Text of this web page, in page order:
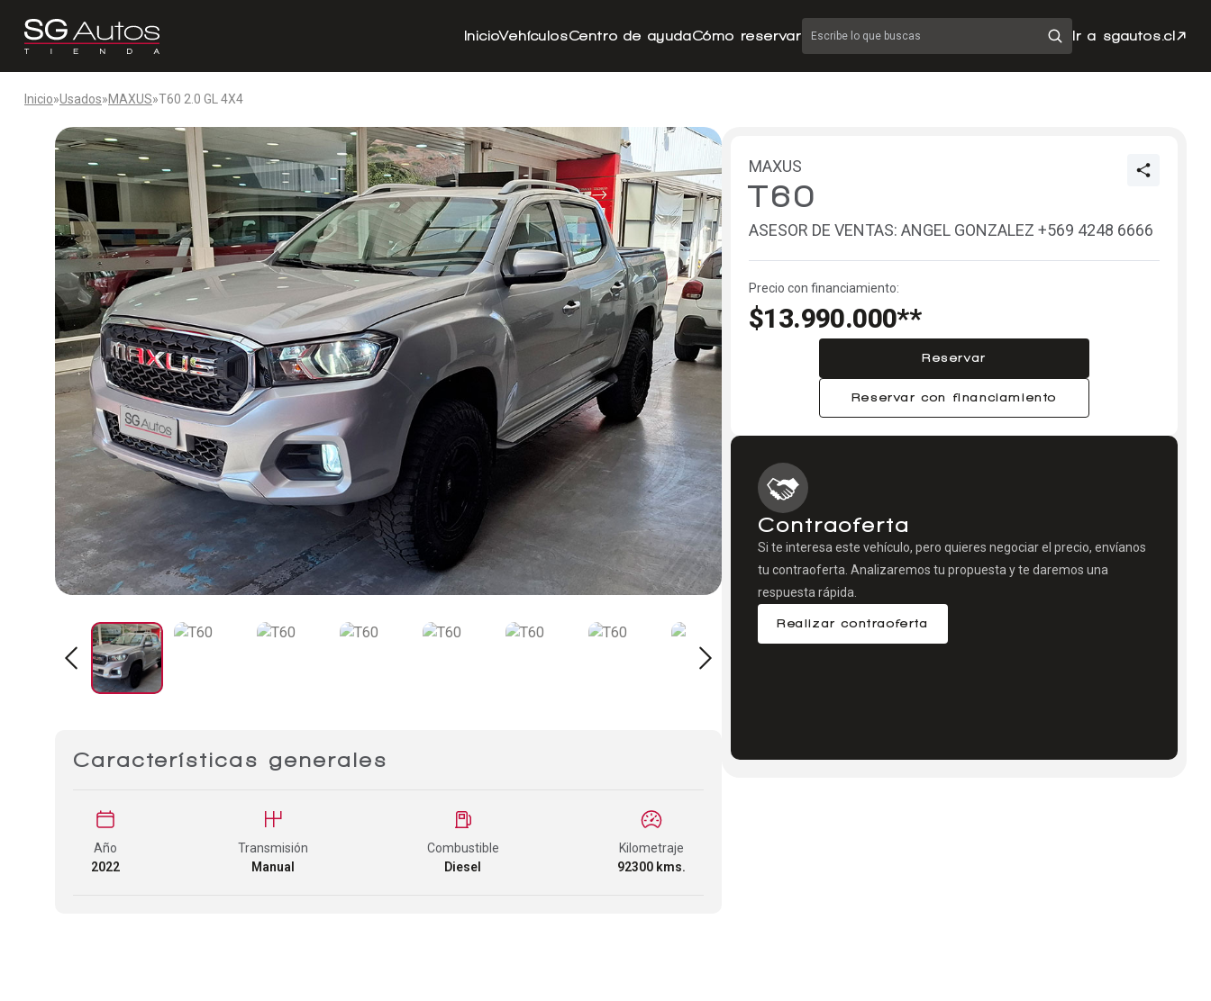
InicioVehículosCentro de ayudaCómo reservar Escribe lo que buscas Ir a sgautos.cl
Inicio»Usados»MAXUS»T60 2.0 GL 4X4
MAXUS
T60
ASESOR DE VENTAS: ANGEL GONZALEZ +569 4248 6666
Precio con financiamiento:
$13.990.000**
Reservar
Reservar con financiamiento
Contraoferta
Si te interesa este vehículo, pero quieres negociar el precio, envíanos
tu contraoferta. Analizaremos tu propuesta y te daremos una
respuesta rápida.
Realizar contraoferta
Características generales
Año
2022
Transmisión
Manual
Combustible
Diesel
Kilometraje
92300 kms.